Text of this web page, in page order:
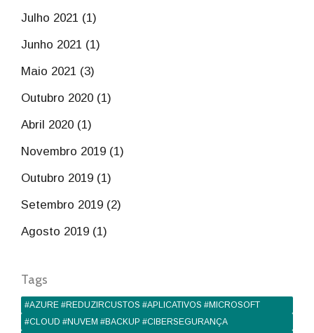
Julho 2021 (1)
Junho 2021 (1)
Maio 2021 (3)
Outubro 2020 (1)
Abril 2020 (1)
Novembro 2019 (1)
Outubro 2019 (1)
Setembro 2019 (2)
Agosto 2019 (1)
Tags
#AZURE #REDUZIRCUSTOS #APLICATIVOS #MICROSOFT
#CLOUD #NUVEM #BACKUP #CIBERSEGURANÇA